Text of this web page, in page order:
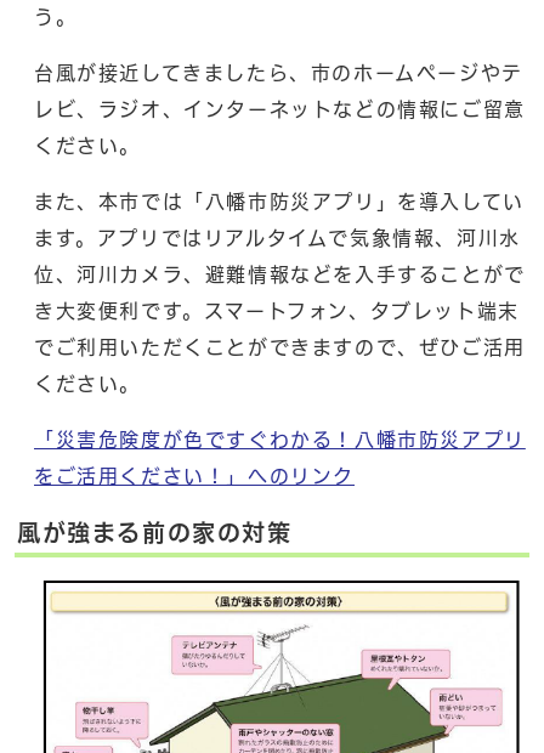
う。
台風が接近してきましたら、市のホームページやテ
レビ、ラジオ、インターネットなどの情報にご留意
ください。
また、本市では「八幡市防災アプリ」を導入してい
ます。アプリではリアルタイムで気象情報、河川水
位、河川カメラ、避難情報などを入手することがで
き大変便利です。スマートフォン、タブレット端末
でご利用いただくことができますので、ぜひご活用
ください。
「災害危険度が色ですぐわかる！八幡市防災アプリ
をご活用ください！」へのリンク
風が強まる前の家の対策